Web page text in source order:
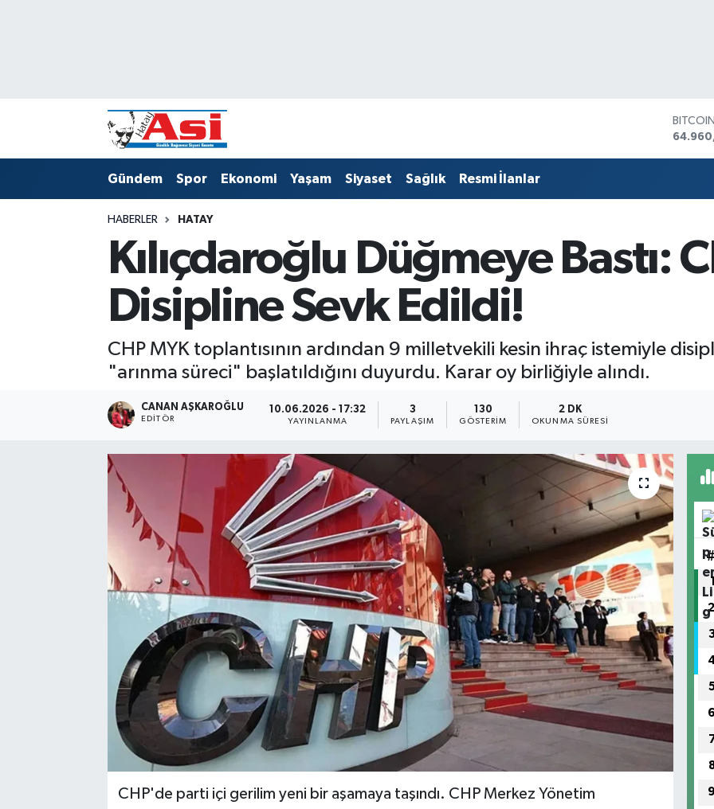
DOLAR
BİST100
13.779
Gündem Spor Ekonomi Yaşam Siyaset Sağlık Resmi İlanlar
HABERLER HATAY
Kılıçdaroğlu Düğmeye Bastı:
Disipline Sevk Edildi!
CHP MYK toplantısının ardından 9 milletvekili kesin ihraç istemiyle
"arınma süreci" başlatıldığını duyurdu. Karar oy birliğiyle alındı.
CANAN AŞKAROĞLU
EDITÖR
10.06.2026 - 17:32
YAYINLANMA
3
PAYLAŞIM
130
GÖSTERIM
2 DK
OKUNMA SÜRESI
CHP'de parti içi gerilim yeni bir aşamaya taşındı. CHP Merkez Yönetim
#
1
2
6
9
Süper Lig Puan Durumu ve Fikstür
Tüm Manşetler
Son Dakika Haberleri
Haber Arşivi